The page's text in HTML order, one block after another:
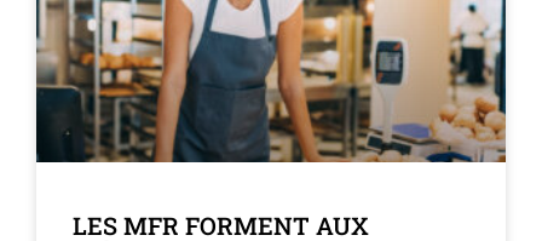
LES MFR FORMENT AUX